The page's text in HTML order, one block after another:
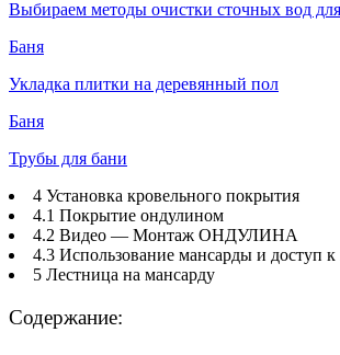
Выбираем методы очистки сточных вод
Баня
Укладка плитки на деревянный пол
Баня
Трубы для бани
4 Установка кровельного покрытия
4.1 Покрытие ондулином
4.2 Видео — Монтаж ОНДУЛИНА
4.3 Использование мансарды и доступ
5 Лестница на мансарду
Содержание: